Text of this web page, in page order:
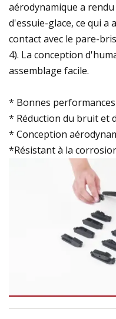
aérodynamique a
d'essuie-glace, ce qui a
contact avec le pare-
4). La conception
assemblage facile.
* Bonnes
* Réduction du bruit et
* Conception
*Résistant à la